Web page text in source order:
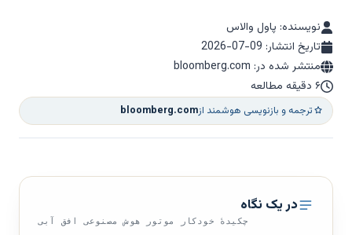
نویسنده: پاول والاس
تاریخ انتشار: 2026-07-09
منتشر شده در: bloomberg.com
۶ دقیقه مطالعه
ترجمه و بازنویسی هوشمند ازbloomberg.com
در یک نگاه
چکیدهٔ خودکار موتور هوش مصنوعی افق آبی